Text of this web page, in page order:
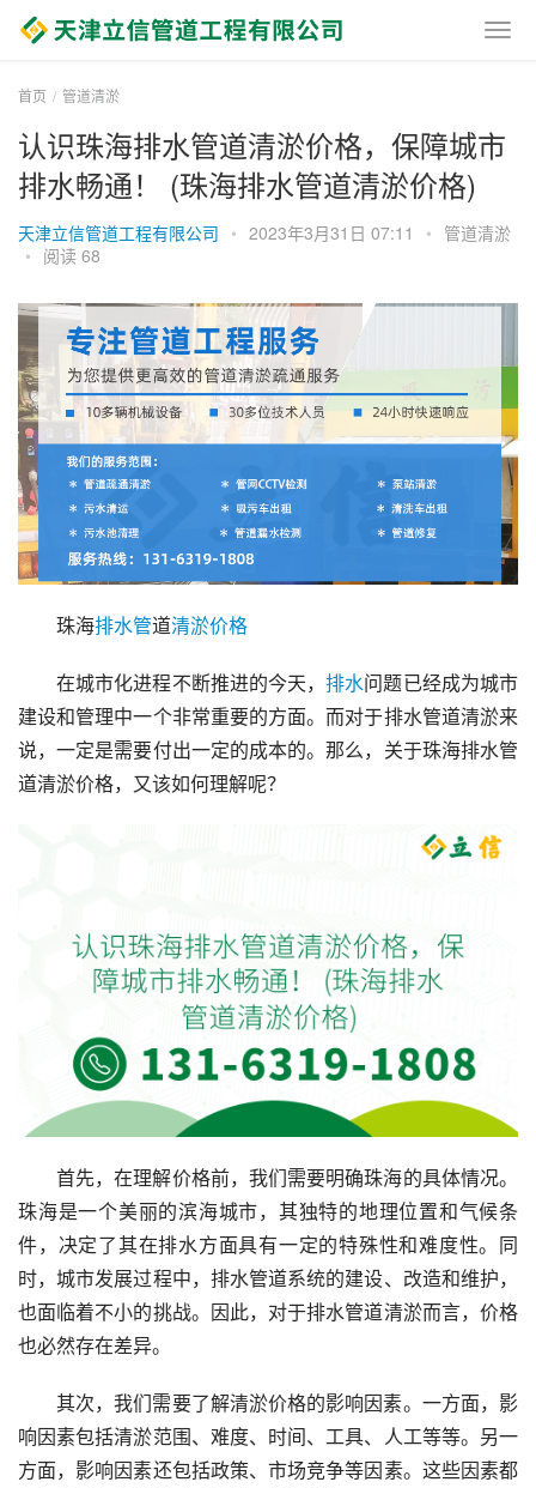
首页 管道清淤
认识珠海排水管道清淤价格，保障城市
排水畅通！ (珠海排水管道清淤价格)
天津立信管道工程有限公司 • 2023年3月31日 07:11 • 管道清淤
• 阅读 68
珠海排水管道清淤价格
在城市化进程不断推进的今天，排水问题已经成为城市
建设和管理中一个非常重要的方面。而对于排水管道清淤来
说，一定是需要付出一定的成本的。那么，关于珠海排水管
道清淤价格，又该如何理解呢？
首先，在理解价格前，我们需要明确珠海的具体情况。
珠海是一个美丽的滨海城市，其独特的地理位置和气候条
件，决定了其在排水方面具有一定的特殊性和难度性。同
时，城市发展过程中，排水管道系统的建设、改造和维护，
也面临着不小的挑战。因此，对于排水管道清淤而言，价格
也必然存在差异。
其次，我们需要了解清淤价格的影响因素。一方面，影
响因素包括清淤范围、难度、时间、工具、人工等等。另一
方面，影响因素还包括政策、市场竞争等因素。这些因素都